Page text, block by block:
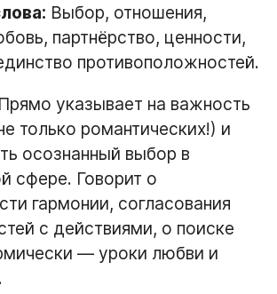
Выбор, отношения,
партнёрство, ценности,
противоположностей.
Прямо указывает на важность
только романтических!) и
осознанный выбор в
сфере. Говорит о
гармонии, согласования
с действиями, о поиске
— уроки любви и